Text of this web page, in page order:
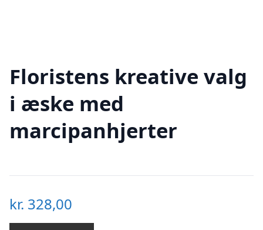
Floristens kreative valg
i æske med
marcipanhjerter
kr. 328,00